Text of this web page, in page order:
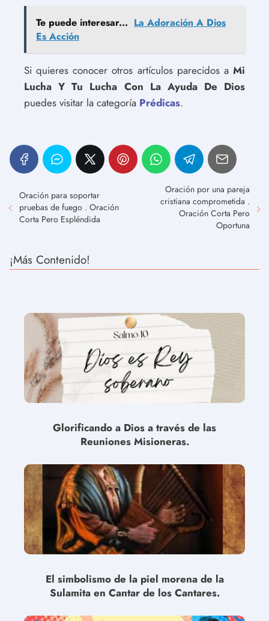
Te puede interesar... La Adoración A Dios
Es Acción
Si quieres conocer otros artículos parecidos a Mi
Lucha Y Tu Lucha Con La Ayuda De Dios
puedes visitar la categoría Prédicas.
Oración para soportar
pruebas de fuego . Oración
Corta Pero Espléndida
Oración por una pareja
cristiana comprometida .
Oración Corta Pero
Oportuna
¡Más Contenido!
Glorificando a Dios a través de las
Reuniones Misioneras.
El simbolismo de la piel morena de la
Sulamita en Cantar de los Cantares.